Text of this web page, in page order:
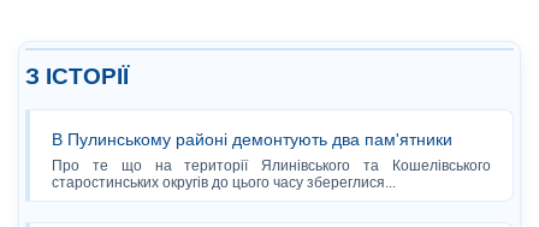
З ІСТОРІЇ
В Пулинському районі демонтують два пам'ятники
Про те що на території Ялинівського та Кошелівського
старостинських округів до цього часу збереглися...